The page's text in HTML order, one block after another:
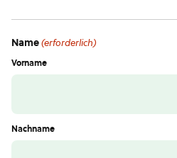
Name(erforderlich)
Vorname
Nachname